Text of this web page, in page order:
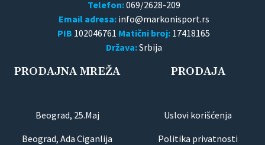
Telefon:069/2628-209
Email adresa:
PIB 102046761 Matični broj: 17418165
Država:Srbija
PRODAJNA MREŽA
Beograd, 25.Maj
Beograd, Ada Ciganlija
PRODAJA
Uslovi korišćenja
Politika privatnosti